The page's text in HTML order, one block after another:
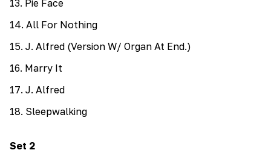
13. Pie Face
14. All For Nothing
15. J. Alfred (Version W/ Organ At End.)
16. Marry It
17. J. Alfred
18. Sleepwalking
Set 2